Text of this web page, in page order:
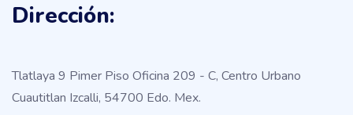
Dirección:
Tlatlaya 9 Pimer Piso Oficina 209 - C, Centro Urbano
Cuautitlan Izcalli, 54700 Edo. Mex.